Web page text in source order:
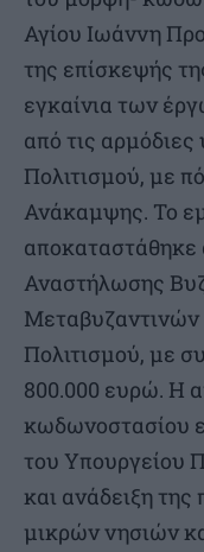
Αγίου Ιωάννη
της επίσκεψής
εγκαίνια των
από τις
Πολιτισμού, με
Ανάκαμψης. Το
αποκαταστάθηκε
Αναστήλωσης
Πολιτισμού, με
800.000 ευρώ. Η
κωδωνοστασίου
του Υπουργείου
και ανάδειξη της
μικρών νησιών